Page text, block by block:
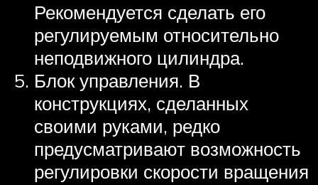
Рекомендуется сделать его
регулируемым относительно
неподвижного цилиндра.
Блок управления. В
конструкциях, сделанных
своими руками, редко
предусматривают возможность
регулировки скорости вращения